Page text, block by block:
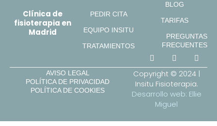
Clínica de
fisioterapia en
Madrid
PEDIR CITA
EQUIPO INSITU
TRATAMIENTOS
BLOG
TARIFAS
PREGUNTAS
FRECUENTES
Copyright © 2024 |
Insitu Fisioterapia.
Desarrollo web: Ellie
Miguel
AVISO LEGAL
POLÍTICA DE PRIVACIDAD
POLÍTICA DE COOKIES